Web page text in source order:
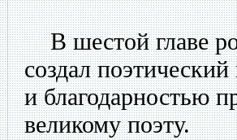
В шестой главе
создал
и благодарностью
великому поэту.